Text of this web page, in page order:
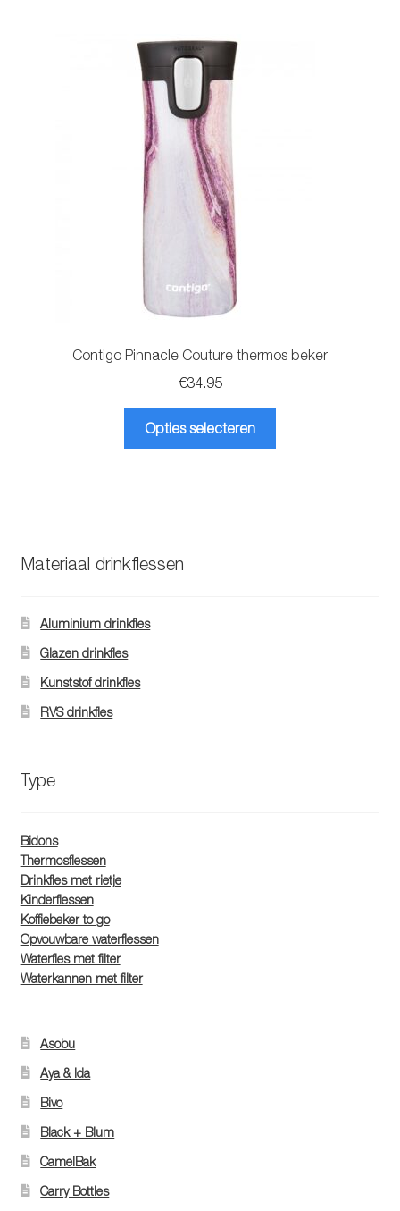
Contigo Pinnacle Couture thermos beker
€34.95
Opties selecteren
Materiaal drinkflessen
Aluminium drinkfles
Glazen drinkfles
Kunststof drinkfles
RVS drinkfles
Type
Bidons
Thermosflessen
Drinkfles met rietje
Kinderflessen
Koffiebeker to go
Opvouwbare waterflessen
Waterfles met filter
Waterkannen met filter
Asobu
Aya & Ida
Bivo
Black + Blum
CamelBak
Carry Bottles